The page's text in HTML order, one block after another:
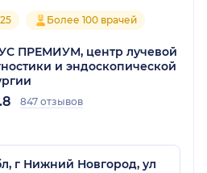
Более 100 врачей
ПРЕМИУМ, центр лучевой
и эндоскопической
847 отзывов
г Нижний Новгород, ул